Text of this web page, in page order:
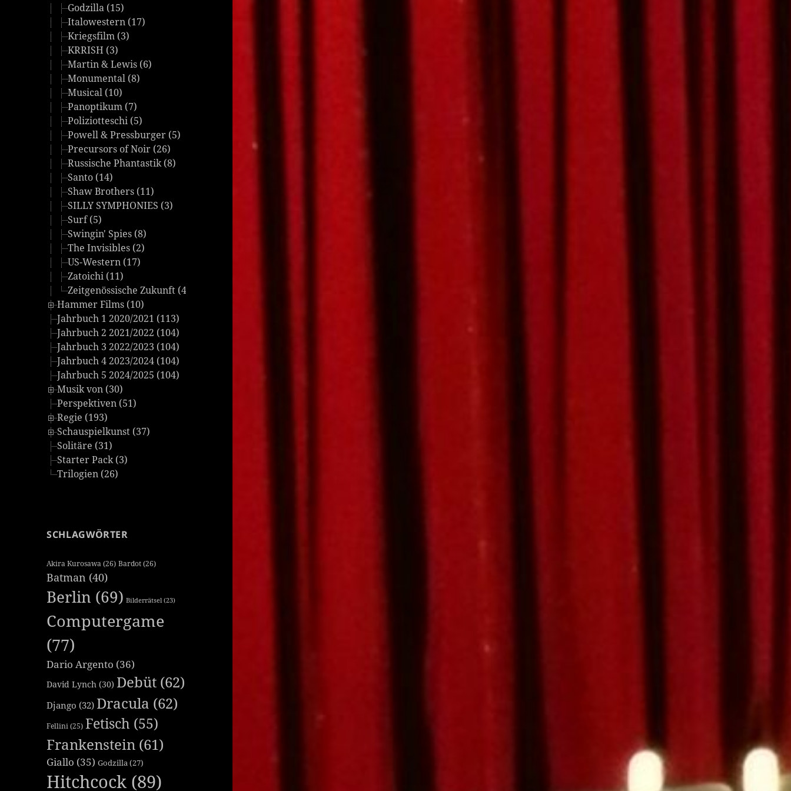
Godzilla (15)
Italowestern (17)
Kriegsfilm (3)
KRRISH (3)
Martin & Lewis (6)
Monumental (8)
Musical (10)
Panoptikum (7)
Poliziotteschi (5)
Powell & Pressburger (5)
Precursors of Noir (26)
Russische Phantastik (8)
Santo (14)
Shaw Brothers (11)
SILLY SYMPHONIES (3)
Surf (5)
Swingin' Spies (8)
The Invisibles (2)
US-Western (17)
Zatoichi (11)
Zeitgenössische Zukunft (4)
Hammer Films (10)
Jahrbuch 1 2020/2021 (113)
Jahrbuch 2 2021/2022 (104)
Jahrbuch 3 2022/2023 (104)
Jahrbuch 4 2023/2024 (104)
Jahrbuch 5 2024/2025 (104)
Musik von (30)
Perspektiven (51)
Regie (193)
Schauspielkunst (37)
Solitäre (31)
Starter Pack (3)
Trilogien (26)
SCHLAGWÖRTER
Akira Kurosawa (26) Bardot(26)
Batman (40)
Berlin (69) Bilderrätsel (23)
Computergame
(77)
Dario Argento (36)
David Lynch (30) Debüt (62)
Django (32) Dracula (62)
Fellini (25) Fetisch (55)
Frankenstein (61)
Giallo (35) Godzilla(27)
Hitchcock (89)